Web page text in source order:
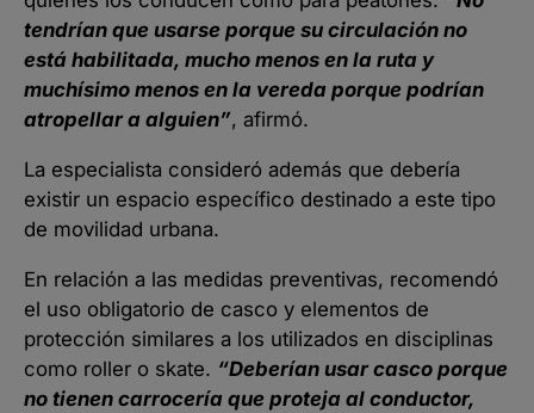
tendrían que usarse porque su circulación no
está habilitada, mucho menos en la ruta y
muchísimo menos en la vereda porque podrían
atropellar a alguien”, afirmó.
La especialista consideró además que debería
existir un espacio específico destinado a este tipo
de movilidad urbana.
En relación a las medidas preventivas, recomendó
el uso obligatorio de casco y elementos de
protección similares a los utilizados en disciplinas
como roller o skate. “Deberían usar casco porque
no tienen carrocería que proteja al conductor,